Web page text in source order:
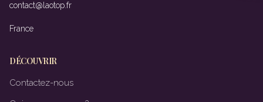
contact@laotop.fr
France
DÉCOUVRIR
Contactez-nous